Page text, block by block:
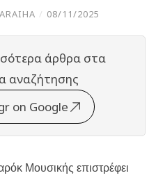
/ 08/11/2025
άρθρα στα
αναζήτησης
on Google
Μουσικής επιστρέφει